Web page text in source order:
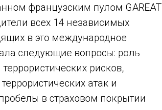
французским пулом GAREAT
всех 14 независимых
в это международное
следующие вопросы: роль
рисков,
атак и
в страховом покрытии